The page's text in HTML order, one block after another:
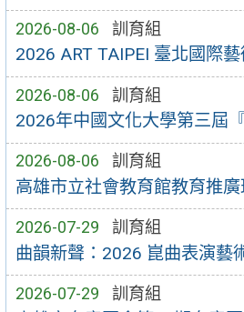
2026-08-06 訓育組
2026 ART TAIPEI 臺北國際
2026-08-06 訓育組
2026年中國文化大學第三屆
2026-08-06 訓育組
高雄市立社會教育館教育推
2026-07-29 訓育組
曲韻新聲：2026 崑曲表演藝
2026-07-29 訓育組